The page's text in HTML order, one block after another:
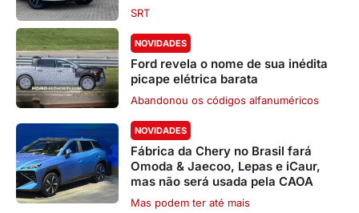
SRT
NOVIDADES
Ford revela o nome de sua inédita
picape elétrica barata
Abandonou os códigos alfanuméricos
NOVIDADES
Fábrica da Chery no Brasil fará
Omoda & Jaecoo, Lepas e iCaur,
mas não será usada pela CAOA
Mas podem ter até mais